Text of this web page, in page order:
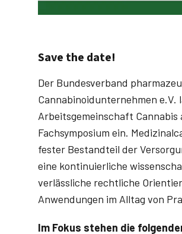
Save the date!
Der Bundesverband
Cannabinoidunternehmen e.V.
Arbeitsgemeinschaft Cannabis
Fachsymposium ein.
fester Bestandteil der
eine kontinuierliche
verlässliche rechtliche
Anwendungen im Alltag von
Im Fokus stehen die